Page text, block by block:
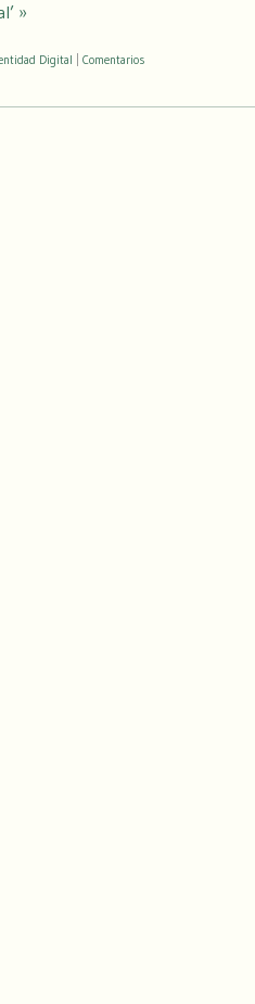
»
Digital Comentarios